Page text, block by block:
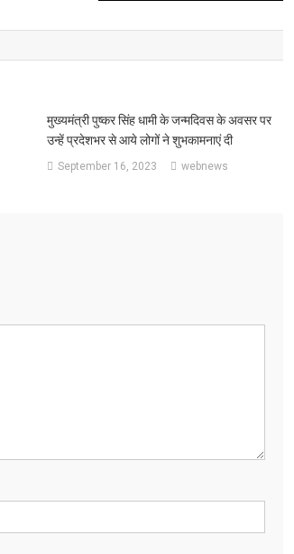
मुख्यमंत्री पुष्कर सिंह धामी के जन्मदिवस के अवसर पर
उन्हें प्रदेशभर से आये लोगों ने शुभकामनाएं दी
September 16, 2023 webnews